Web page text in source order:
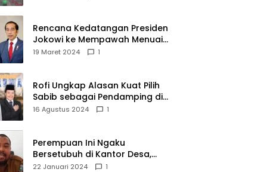
Rencana Kedatangan Presiden
Jokowi ke Mempawah Menuai
Pro Kontra, Apa Sebabnya?
19 Maret 2024 1
Rofi Ungkap Alasan Kuat Pilih
Sabib sebagai Pendamping di
Pilkada Sambas
16 Agustus 2024 1
Perempuan Ini Ngaku
Bersetubuh di Kantor Desa,
Kades Pasir Panjang
22 Januari 2024 1